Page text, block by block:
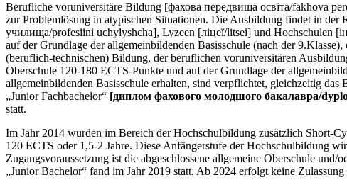
Berufliche voruniversitäre Bildung [фахова передвища освіта/fakhova
zur Problemlösung in atypischen Situationen. Die Ausbildung findet in der
училища/profesiini uchylyshcha], Lyzeen [ліцеї/litsei] und Hochschulen
auf der Grundlage der allgemeinbildenden Basisschule (nach der
(beruflich-technischen) Bildung, der beruflichen voruniversitären
Oberschule 120-180 ECTS-Punkte und auf der Grundlage der
allgemeinbildenden Basisschule erhalten, sind verpflichtet, gleichzeitig
„Junior Fachbachelor“ [диплом фахового молодшого бакалавра/
statt.
Im Jahr 2014 wurden im Bereich der Hochschulbildung zusätzlich Short-
120 ECTS oder 1,5-2 Jahre. Diese Anfängerstufe der Hochschulbildung
Zugangsvoraussetzung ist die abgeschlossene allgemeine Oberschule
„Junior Bachelor“ fand im Jahr 2019 statt. Ab 2024 erfolgt keine